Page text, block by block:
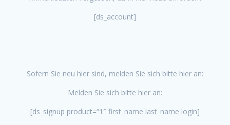
[ds_account]
Sofern Sie neu hier sind, melden Sie sich bitte hier an:
Melden Sie sich bitte hier an:
[ds_signup product=“1″ first_name last_name login]